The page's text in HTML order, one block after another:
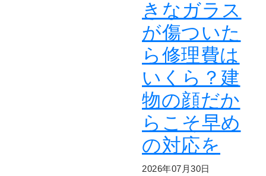
きなガラス
が傷ついた
ら修理費は
いくら？建
物の顔だか
らこそ早め
の対応を
2026年07月30日